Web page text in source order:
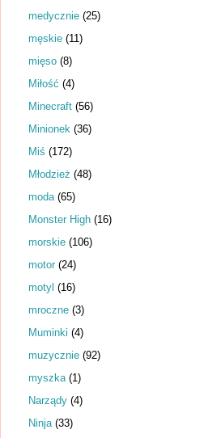
medycznie (25)
męskie (11)
mięso (8)
Miłość (4)
Minecraft (56)
Minionek (36)
Miś (172)
Młodzież (48)
moda (65)
Monster High (16)
morskie (106)
motor (24)
motyl (16)
mroczne (3)
Muminki (4)
muzycznie (92)
myszka (1)
Narządy (4)
Ninja (33)